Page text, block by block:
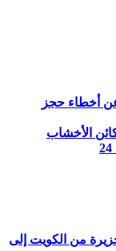
عن أخطاء حجز
الأخشاب
من الكويت إلى